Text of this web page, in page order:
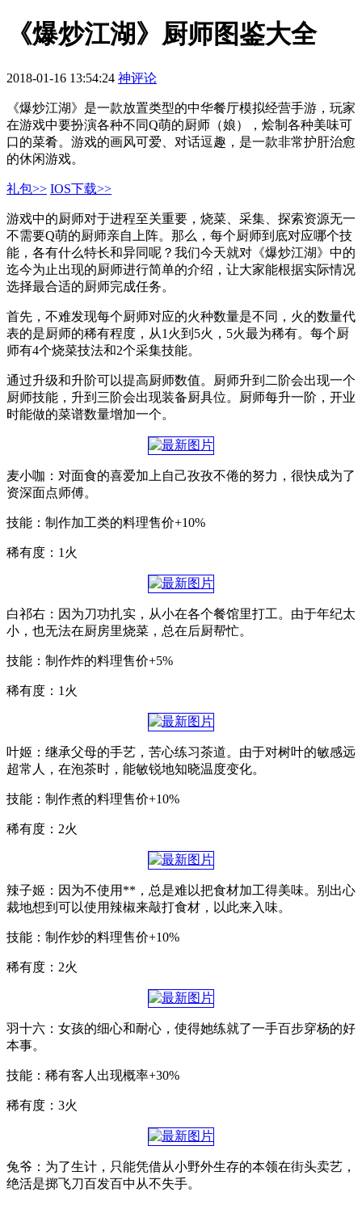
《爆炒江湖》厨师图鉴大全
2018-01-16 13:54:24 神评论
《爆炒江湖》是一款放置类型的中华餐厅模拟经营手游，玩家
在游戏中要扮演各种不同Q萌的厨师（娘），烩制各种美味可
口的菜肴。游戏的画风可爱、对话逗趣，是一款非常护肝治愈
的休闲游戏。
礼包>> IOS下载>>
游戏中的厨师对于进程至关重要，烧菜、采集、探索资源无一
不需要Q萌的厨师亲自上阵。那么，每个厨师到底对应哪个技
能，各有什么特长和异同呢？我们今天就对《爆炒江湖》中的
迄今为止出现的厨师进行简单的介绍，让大家能根据实际情况
选择最合适的厨师完成任务。
首先，不难发现每个厨师对应的火种数量是不同，火的数量代
表的是厨师的稀有程度，从1火到5火，5火最为稀有。每个厨
师有4个烧菜技法和2个采集技能。
通过升级和升阶可以提高厨师数值。厨师升到二阶会出现一个
厨师技能，升到三阶会出现装备厨具位。厨师每升一阶，开业
时能做的菜谱数量增加一个。
麦小咖：对面食的喜爱加上自己孜孜不倦的努力，很快成为了
资深面点师傅。
技能：制作加工类的料理售价+10%
稀有度：1火
白祁右：因为刀功扎实，从小在各个餐馆里打工。由于年纪太
小，也无法在厨房里烧菜，总在后厨帮忙。
技能：制作炸的料理售价+5%
稀有度：1火
叶姬：继承父母的手艺，苦心练习茶道。由于对树叶的敏感远
超常人，在泡茶时，能敏锐地知晓温度变化。
技能：制作煮的料理售价+10%
稀有度：2火
辣子姬：因为不使用**，总是难以把食材加工得美味。别出心
裁地想到可以使用辣椒来敲打食材，以此来入味。
技能：制作炒的料理售价+10%
稀有度：2火
羽十六：女孩的细心和耐心，使得她练就了一手百步穿杨的好
本事。
技能：稀有客人出现概率+30%
稀有度：3火
兔爷：为了生计，只能凭借从小野外生存的本领在街头卖艺，
绝活是掷飞刀百发百中从不失手。